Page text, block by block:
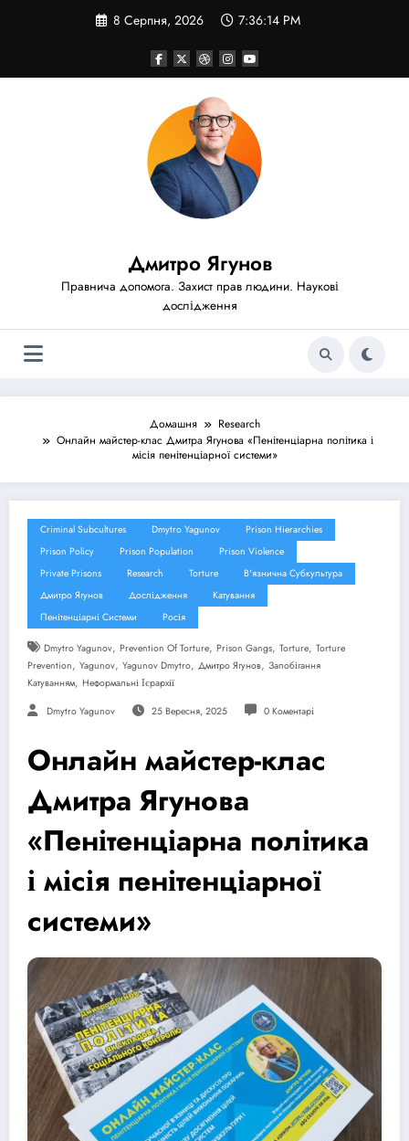
8 Серпня, 2026 7:36:16 PM
Дмитро Ягунов
Правнича допомога. Захист прав людини. Наукові
дослідження
Домашня
Research
Онлайн майстер-клас Дмитра Ягунова «Пенітенціарна політика і
місія пенітенціарної системи»
Criminal Subcultures Dmytro Yagunov
Prison Hierarchies
Prison Policy
Prison Population
Prison Violence
Private Prisons
Research Torture
В'язнична Субкультура
Дмитро Ягунов
Дослідження
Катування
Пенітенціарні Системи
Росія
Dmytro Yagunov, Prevention Of Torture, Prison Gangs, Torture, Torture
Prevention, Yagunov, Yagunov Dmytro, Дмитро Ягунов, Запобігання
Катуванням, Неформальні Ієрархії
Dmytro Yagunov 25 Вересня, 2025 0 Коментарі
Онлайн майстер-клас
Дмитра Ягунова
«Пенітенціарна політика
і місія пенітенціарної
системи»